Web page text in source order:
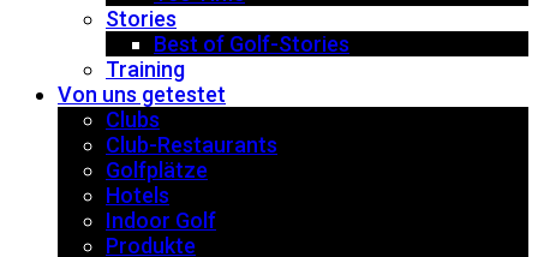
Stories
Best of Golf-Stories
Training
Von uns getestet
Clubs
Club-Restaurants
Golfplätze
Hotels
Indoor Golf
Produkte